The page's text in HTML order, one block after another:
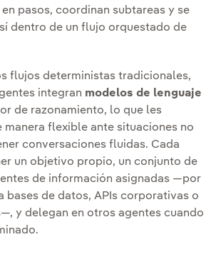
pasos, coordinan subtareas y se
dentro de un flujo orquestado de
flujos deterministas tradicionales,
integran modelos de lenguaje
de razonamiento, lo que les
manera flexible ante situaciones no
conversaciones fluidas. Cada
un objetivo propio, un conjunto de
de información asignadas —por
bases de datos, APIs corporativas o
y delegan en otros agentes cuando